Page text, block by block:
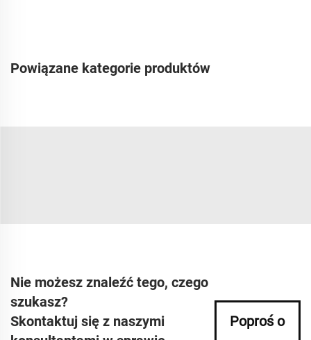
Powiązane kategorie produktów
Nie możesz znaleźć tego, czego
szukasz?
Skontaktuj się z naszymi
Poproś o